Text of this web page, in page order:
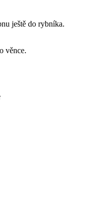
ještě do rybníka.
věnce.